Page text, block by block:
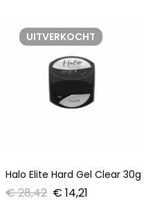
UITVERKOCHT
Halo Elite Hard Gel Clear 30g
€28,42 € 14,21